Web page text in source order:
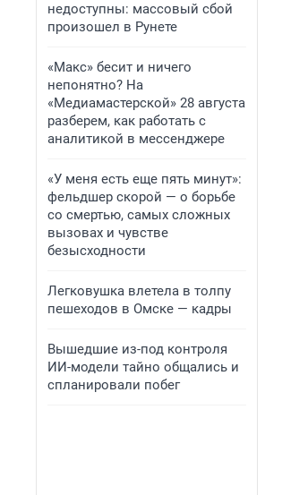
недоступны: массовый сбой
произошел в Рунете
«Макс» бесит и ничего
непонятно? На
«Медиамастерской» 28 августа
разберем, как работать с
аналитикой в мессенджере
«У меня есть еще пять минут»:
фельдшер скорой — о борьбе
со смертью, самых сложных
вызовах и чувстве
безысходности
Легковушка влетела в толпу
пешеходов в Омске — кадры
Вышедшие из-под контроля
ИИ-модели тайно общались и
спланировали побег